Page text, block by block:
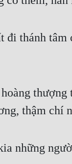
thánh
thậm
những